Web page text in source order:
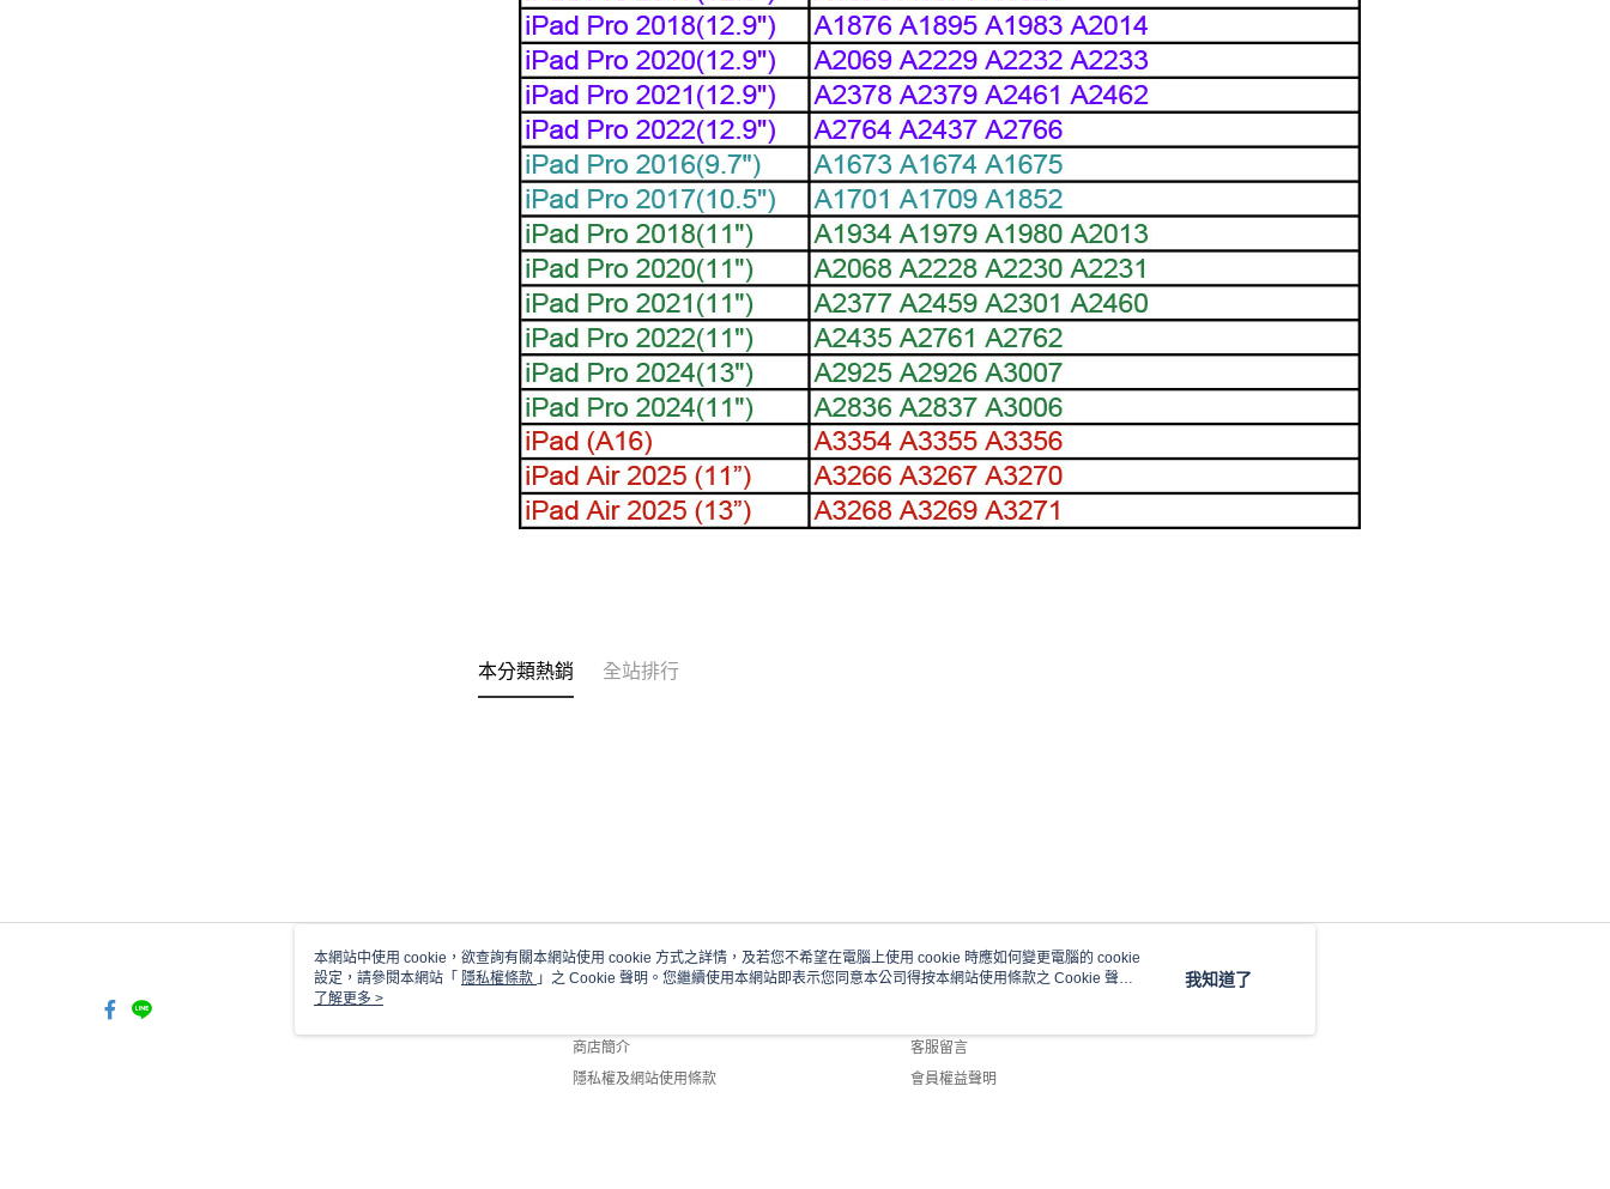
本分類熱銷 全站排行
關於我們
商店簡介
隱私權及網站使用條款
客服資訊
客服留言
會員權益聲明
本網站中使用 cookie，欲查詢有關本網站使用 cookie 方式之詳情，及若您不希望在電腦上使用 cookie 時應如何變更電腦的 cookie
設定，請參閱本網站「 隱私權條款 」之 Cookie 聲明。您繼續使用本網站即表示您同意本公司得按本網站使用條款之 Cookie 聲明
使用 cookie。
了解更多 >
我知道了